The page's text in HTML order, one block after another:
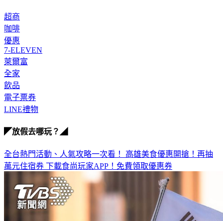
超商
咖啡
優惠
7-ELEVEN
萊爾富
全家
飲品
電子票券
LINE禮物
◤放假去哪玩？◢
全台熱門活動、人氣攻略一次看！ 高雄美食優惠開搶！再抽
萬元住宿券 下載食尚玩家APP！免費領取優惠券